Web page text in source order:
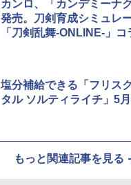
カンロ、「カンデミーナ
発売。刀剣育成シミュレ
「刀剣乱舞-ONLINE-」
塩分補給できる「フリス
タル ソルティライチ」5
もっと関連記事を見る